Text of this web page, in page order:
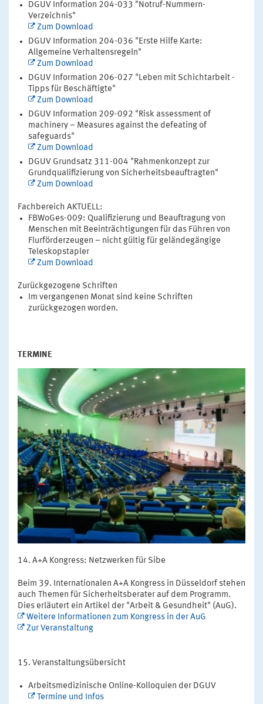
DGUV Information 204-033 "Notruf-Nummern-
Verzeichnis"
Zum Download
DGUV Information 204-036 "Erste Hilfe Karte:
Allgemeine Verhaltensregeln"
Zum Download
DGUV Information 206-027 "Leben mit Schichtarbeit -
Tipps für Beschäftigte"
Zum Download
DGUV Information 209-092 "Risk assessment of
machinery – Measures against the defeating of
safeguards"
Zum Download
DGUV Grundsatz 311-004 "Rahmenkonzept zur
Grundqualifizierung von Sicherheitsbeauftragten"
Zum Download
Fachbereich AKTUELL:
FBWoGes-009: Qualifizierung und Beauftragung von
Menschen mit Beeinträchtigungen für das Führen von
Flurförderzeugen – nicht gültig für geländegängige
Teleskopstapler
Zum Download
Zurückgezogene Schriften
Im vergangenen Monat sind keine Schriften
zurückgezogen worden.
TERMINE
A+A Kongress: Netzwerken für Sibe
Beim 39. Internationalen A+A Kongress in Düsseldorf stehen
auch Themen für Sicherheitsberater auf dem Programm.
Dies erläutert ein Artikel der "Arbeit & Gesundheit" (AuG).
Weitere Informationen zum Kongress in der AuG
Zur Veranstaltung
Veranstaltungsübersicht
Arbeitsmedizinische Online-Kolloquien der DGUV
Termine und Infos